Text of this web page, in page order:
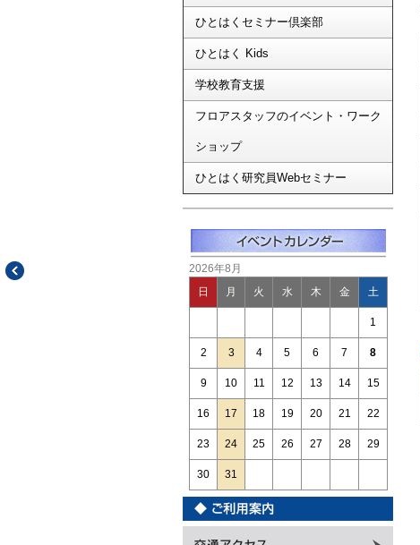
ひとはくセミナー倶楽部
ひとはく Kids
学校教育支援
フロアスタッフのイベント・ワーク
ショップ
ひとはく研究員Webセミナー
2026年8月
日 月 火 水 木 金 土
1
2 3 4 5 6 7 8
9 10 11 12 13 14 15
16 17 18 19 20 21 22
23 24 25 26 27 28 29
30 31